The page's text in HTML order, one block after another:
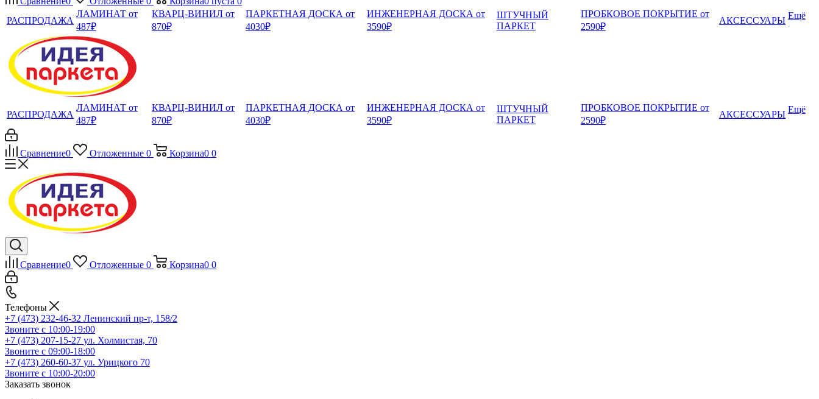
РАСПРОДАЖА
ЛАМИНАТ от
487₽
КВАРЦ-ВИНИЛ от
870₽
ПАРКЕТНАЯ ДОСКА от
4030₽
ИНЖЕНЕРНАЯ ДОСКА от
3590₽
ШТУЧНЫЙ
ПАРКЕТ
ПРОБКОВОЕ ПОКРЫТИЕ от
2590₽
АКСЕССУАРЫ Ещё
РАСПРОДАЖА
ЛАМИНАТ от
487₽
КВАРЦ-ВИНИЛ от
870₽
ПАРКЕТНАЯ ДОСКА от
4030₽
ИНЖЕНЕРНАЯ ДОСКА от
3590₽
ШТУЧНЫЙ
ПАРКЕТ
ПРОБКОВОЕ ПОКРЫТИЕ от
2590₽
АКСЕССУАРЫ Ещё
Сравнение0 Отложенные 0 Корзина0 0
Сравнение0 Отложенные 0 Корзина0 0
Телефоны
+7 (473) 232-46-32 Ленинский пр-т, 158/2
Звоните с 10:00-19:00
+7 (473) 207-15-27 ул. Холмистая, 70
Звоните с 09:00-18:00
+7 (473) 260-60-37 ул. Урицкого 70
Звоните с 10:00-20:00
Заказать звонок